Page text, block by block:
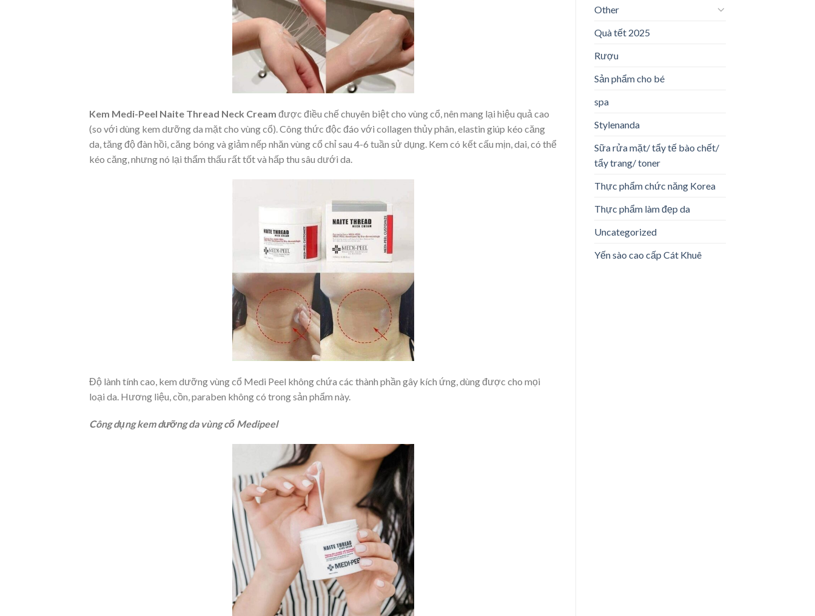
Other
Quà tết 2025
Rượu
Sản phẩm cho bé
spa
Stylenanda
Sữa rửa mặt/ tẩy tế bào chết/
tẩy trang/ toner
Thực phẩm chức năng Korea
Thực phẩm làm đẹp da
Uncategorized
Yến sào cao cấp Cát Khuê
Kem Medi-Peel Naite Thread Neck Cream được điều chế chuyên biệt cho vùng cổ, nên mang lại hiệu quả cao
(so với dùng kem dưỡng da mặt cho vùng cổ). Công thức độc đáo với collagen thủy phân, elastin giúp kéo căng
da, tăng độ đàn hồi, căng bóng và giảm nếp nhăn vùng cổ chỉ sau 4-6 tuần sử dụng. Kem có kết cấu mịn, dai, có thể
kéo căng, nhưng nó lại thẩm thấu rất tốt và hấp thu sâu dưới da.
Độ lành tính cao, kem dưỡng vùng cổ Medi Peel không chứa các thành phần gây kích ứng, dùng được cho mọi
loại da. Hương liệu, cồn, paraben không có trong sản phẩm này.
Công dụng kem dưỡng da vùng cổ Medipeel